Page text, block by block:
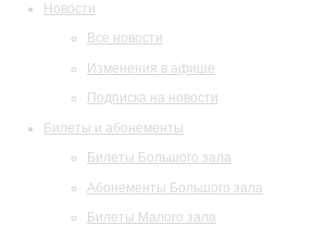
Новости
Все новости
Изменения в афише
Подписка на новости
Билеты и абонементы
Билеты Большого зала
Абонементы Большого зала
Билеты Малого зала